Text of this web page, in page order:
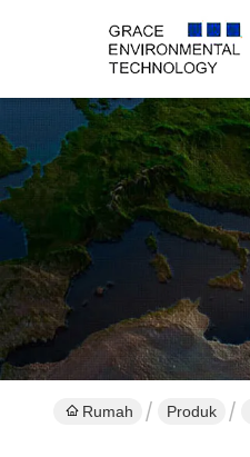
Rumah Produk